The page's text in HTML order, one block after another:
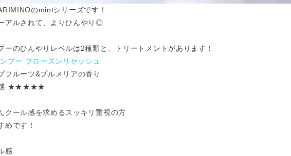
のmintシリーズです！
アルされて、よりひんやり◎
ーのひんやりレベルは2種類と、トリートメントがあります！
プー フローズンリセッシュ
フルーツ&プルメリアの香り
感 ★★★★★
クール感を求めるスッキリ重視の方
めです！
感